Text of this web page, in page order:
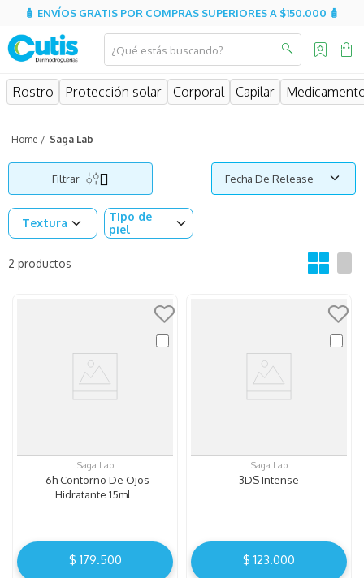
🧴 ENVÍOS GRATIS POR COMPRAS SUPERIORES A $150.000 🧴
¿Qué estás buscando?
Rostro Protección solar Corporal Capilar
Saga Lab
Filtrar Fecha De Release
Textura
Tipo de
piel
2 productos
Saga Lab
6h Contorno De Ojos
Hidratante 15ml
$ 179.500
Saga Lab
3DS Intense
$ 123.000
MÁS BUSCADOS